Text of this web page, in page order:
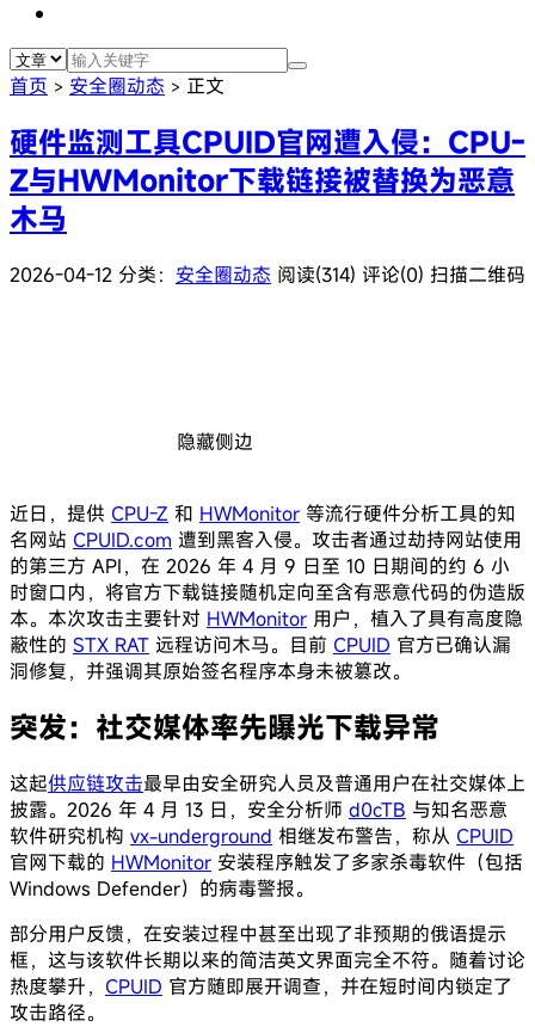
首页 > 安全圈动态 > 正文
硬件监测工具CPUID官网遭入侵：CPU-
Z与HWMonitor下载链接被替换为恶意
木马
2026-04-12 分类： 安全圈动态 阅读(314) 评论(0) 扫描二维码
隐藏侧边
近日，提供 CPU-Z 和 HWMonitor 等流行硬件分析工具的知
名网站 CPUID.com 遭到黑客入侵。攻击者通过劫持网站使用
的第三方 API，在 2026 年 4 月 9 日至 10 日期间的约 6 小
时窗口内，将官方下载链接随机定向至含有恶意代码的伪造版
本。本次攻击主要针对 HWMonitor 用户，植入了具有高度隐
蔽性的 STX RAT 远程访问木马。目前 CPUID 官方已确认漏
洞修复，并强调其原始签名程序本身未被篡改。
突发：社交媒体率先曝光下载异常
这起供应链攻击最早由安全研究人员及普通用户在社交媒体上
披露。2026 年 4 月 13 日，安全分析师 d0cTB 与知名恶意
软件研究机构 vx-underground 相继发布警告，称从 CPUID
官网下载的 HWMonitor 安装程序触发了多家杀毒软件（包括
Windows Defender）的病毒警报。
部分用户反馈，在安装过程中甚至出现了非预期的俄语提示
框，这与该软件长期以来的简洁英文界面完全不符。随着讨论
热度攀升， CPUID 官方随即展开调查，并在短时间内锁定了
攻击路径。